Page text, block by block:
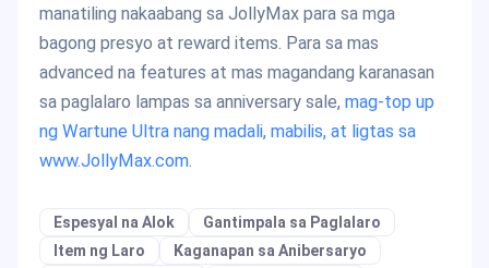
manatiling nakaabang sa JollyMax para sa mga
bagong presyo at reward items. Para sa mas
advanced na features at mas magandang karanasan
sa paglalaro lampas sa anniversary sale, mag-top up
ng Wartune Ultra nang madali, mabilis, at ligtas sa
www.JollyMax.com
Espesyal na Alok
Gantimpala sa Paglalaro
Item ng Laro
Kaganapan sa Anibersaryo